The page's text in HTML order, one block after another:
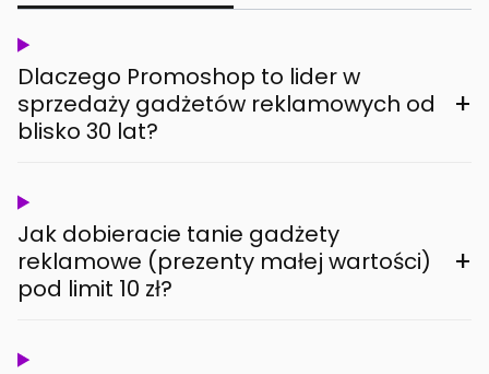
Dlaczego Promoshop to lider w
sprzedaży gadżetów reklamowych od
blisko 30 lat?
+
Jak dobieracie tanie gadżety
reklamowe (prezenty małej wartości)
pod limit 10 zł?
+